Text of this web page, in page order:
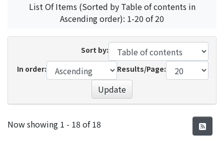
List Of Items (Sorted by Table of contents in
Ascending order): 1-20 of 20
Sort by:
In order:
Results/Page:
Update
Recent Submissions
Now showing 1 - 18 of 18